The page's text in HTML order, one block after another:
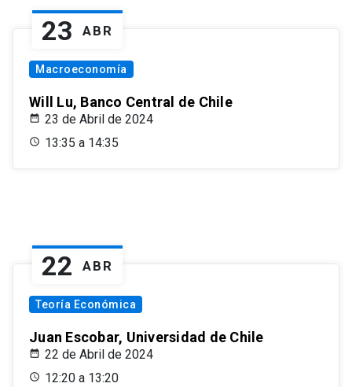
23 ABR
Macroeconomía
Will Lu, Banco Central de Chile
23 de Abril de 2024
13:35 a 14:35
22 ABR
Teoría Económica
Juan Escobar, Universidad de Chile
22 de Abril de 2024
12:20 a 13:20